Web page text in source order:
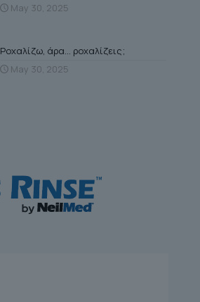
May 30, 2025
Ροχαλίζω, άρα… ροχαλίζεις;
May 30, 2025